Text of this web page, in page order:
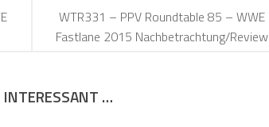
WTR331 – PPV Roundtable 85 – WWE
Fastlane 2015 Nachbetrachtung/Review
INTERESSANT …